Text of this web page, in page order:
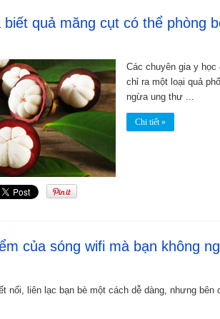
quả măng cụt có thể phòng
Các chuyên gia y học
chỉ ra một loại quả
ngừa ung thư ...
Chi tiết »
của sóng wifi mà bạn không
nối, liên lạc bạn bè một cách dễ dàng, nhưng